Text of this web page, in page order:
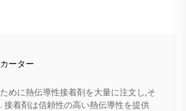
ーター
めに熱伝導性接着剤を大量に注文し,そ
接着剤は信頼性の高い熱伝導性を提供